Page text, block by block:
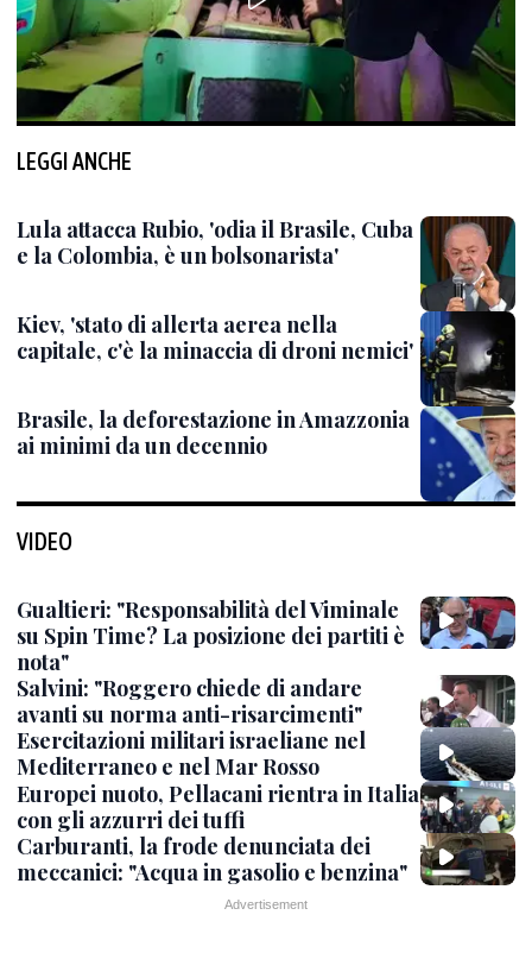
LEGGI ANCHE
Lula attacca Rubio, 'odia il Brasile, Cuba
e la Colombia, è un bolsonarista'
Kiev, 'stato di allerta aerea nella
capitale, c'è la minaccia di droni nemici'
Brasile, la deforestazione in Amazzonia
ai minimi da un decennio
VIDEO
Gualtieri: "Responsabilità del Viminale
su Spin Time? La posizione dei partiti è
nota"
Salvini: "Roggero chiede di andare
avanti su norma anti-risarcimenti"
Esercitazioni militari israeliane nel
Mediterraneo e nel Mar Rosso
Europei nuoto, Pellacani rientra in Italia
con gli azzurri dei tuffi
Carburanti, la frode denunciata dei
meccanici: "Acqua in gasolio e benzina"